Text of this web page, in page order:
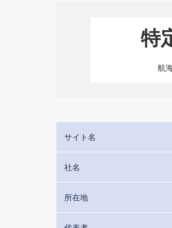
特
航
サイト名
社名
所在地